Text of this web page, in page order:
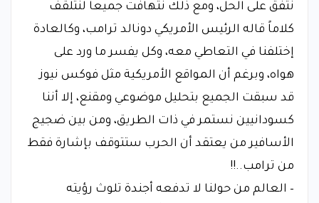
نتفق على الحل، ومع ذلك نتهافت جميعاً لنتلقف
كلاماً قاله الرئيس الأمريكي دونالد ترامب، وكالعادة
إختلفنا في التعاطي معه، وكل يفسر ما ورد على
هواه، وبرغم أن المواقع الأمريكية مثل فوكس نيوز
قد سبقت الجميع بتحليل موضوعي ومقنع، إلا أننا
كسودانيين نستمر في ذات الطريق، ومن بين ضجيج
الأسافير من يعتقد أن الحرب ستتوقف بإشارة فقط
من ترامب..!!
– العالم من حولنا لا تدفعه أجندة تلوث رؤيته